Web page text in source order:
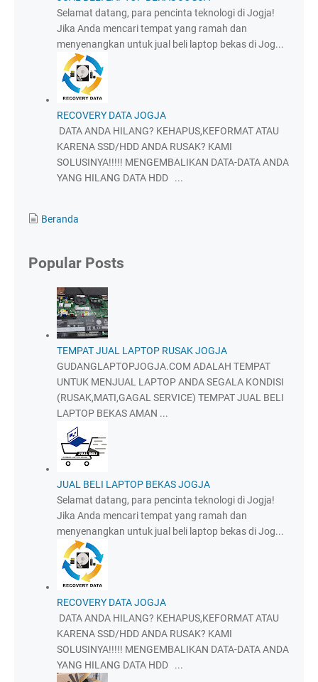
Selamat datang, para pencinta teknologi di Jogja!
Jika Anda mencari tempat yang ramah dan
menyenangkan untuk jual beli laptop bekas di Jog...
RECOVERY DATA JOGJA
DATA ANDA HILANG? KEHAPUS,KEFORMAT ATAU
KARENA SSD/HDD ANDA RUSAK? KAMI
SOLUSINYA!!!!! MENGEMBALIKAN DATA-DATA ANDA
YANG HILANG DATA HDD ...
Beranda
Popular Posts
TEMPAT JUAL LAPTOP RUSAK JOGJA
GUDANGLAPTOPJOGJA.COM ADALAH TEMPAT
UNTUK MENJUAL LAPTOP ANDA SEGALA KONDISI
(RUSAK,MATI,GAGAL SERVICE) TEMPAT JUAL BELI
LAPTOP BEKAS AMAN ...
JUAL BELI LAPTOP BEKAS JOGJA
Selamat datang, para pencinta teknologi di Jogja!
Jika Anda mencari tempat yang ramah dan
menyenangkan untuk jual beli laptop bekas di Jog...
RECOVERY DATA JOGJA
DATA ANDA HILANG? KEHAPUS,KEFORMAT ATAU
KARENA SSD/HDD ANDA RUSAK? KAMI
SOLUSINYA!!!!! MENGEMBALIKAN DATA-DATA ANDA
YANG HILANG DATA HDD ...